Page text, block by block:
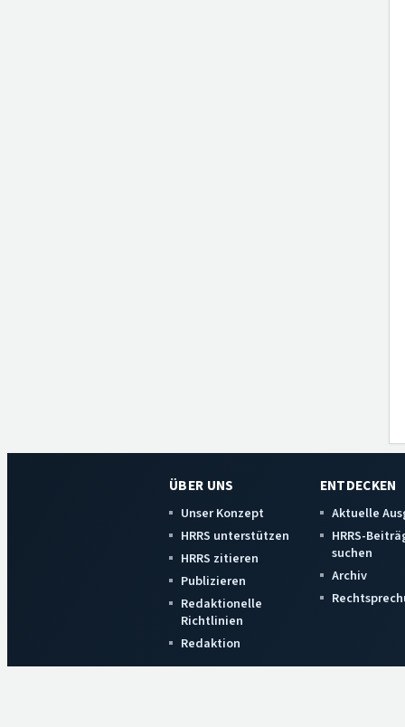
ÜBER UNS
Unser Konzept
HRRS unterstützen
HRRS zitieren
Publizieren
Redaktionelle
Richtlinien
Redaktion
ENTDECKEN
Aktuelle
HRRS-
suchen
Archiv